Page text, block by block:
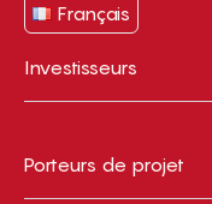
Français
Investisseurs
Porteurs de projet